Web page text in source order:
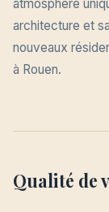
atmosphère
architecture et
nouveaux
à Rouen.
Qualité de